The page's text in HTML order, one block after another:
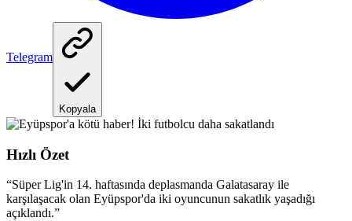
Telegram
Kopyala
Hızlı Özet
“Süper Lig'in 14. haftasında deplasmanda Galatasaray ile
karşılaşacak olan Eyüpspor'da iki oyuncunun sakatlık yaşadığı
açıklandı.”